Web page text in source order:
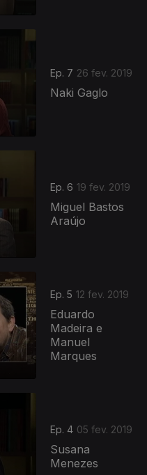
Ep. 7 26 fev. 2019
Naki Gaglo
Ep. 6 19 fev. 2019
Miguel Bastos
Araújo
Ep. 5 12 fev. 2019
Eduardo
Madeira e
Manuel
Marques
Ep. 4 05 fev. 2019
Susana
Menezes